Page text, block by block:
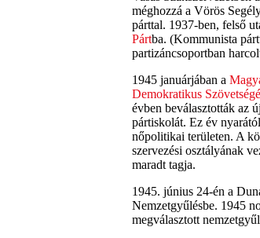
méghozzá a Vörös
párttal. 1937-ben, felső
Pártba. (Kommunista
partizáncsoportban
1945 januárjában a
Demokratikus
évben beválasztották az
pártiskolát. Ez év
nőpolitikai területen. A
szervezési osztályának
maradt tagja.
1945. június 24-én a
Nemzetgyűlésbe. 1945
megválasztott